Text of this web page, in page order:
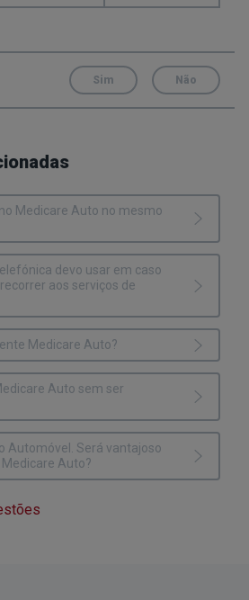
Sim Não
Medicare Auto no mesmo
devo usar em caso
aos serviços de
Medicare Auto?
Auto sem ser
Automóvel. Será vantajoso
Auto?